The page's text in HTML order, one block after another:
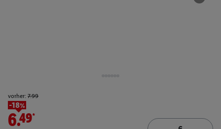
vorher: 7.99
-18%
6.49*